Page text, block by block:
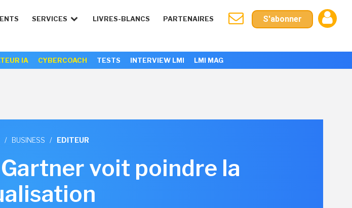
SERVICES LIVRES-BLANCS PARTENAIRES S'abonner
IA CYBERCOACH TESTS INTERVIEW LMI LMI MAG
/ BUSINESS / EDITEUR
voit poindre la